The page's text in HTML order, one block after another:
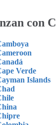
con C
Verde
Islands